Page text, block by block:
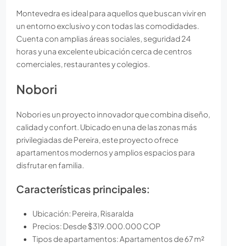
Montevedra es ideal para aquellos que buscan vivir en
un entorno exclusivo y con todas las comodidades.
Cuenta con amplias áreas sociales, seguridad 24
horas y una excelente ubicación cerca de centros
comerciales, restaurantes y colegios.
Nobori
Nobori es un proyecto innovador que combina diseño,
calidad y confort. Ubicado en una de las zonas más
privilegiadas de Pereira, este proyecto ofrece
apartamentos modernos y amplios espacios para
disfrutar en familia.
Características principales:
Ubicación: Pereira, Risaralda
Precios: Desde $319.000.000 COP
Tipos de apartamentos: Apartamentos de 67 m²